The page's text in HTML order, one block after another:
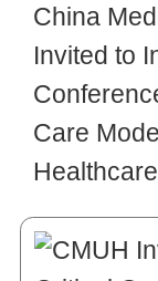
China
Invited to
Care